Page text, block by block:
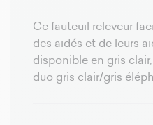
Ce fauteuil releveur
des aidés et de leurs
disponible en gris
duo gris clair/gris